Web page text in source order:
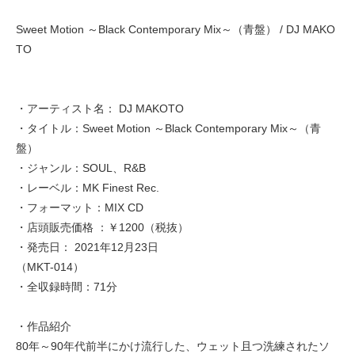
Sweet Motion ～Black Contemporary Mix～（青盤） / DJ MAKO
TO
・アーティスト名： DJ MAKOTO
・タイトル：Sweet Motion ～Black Contemporary Mix～（青
盤）
・ジャンル：SOUL、R&B
・レーベル：MK Finest Rec.
・フォーマット：MIX CD
・店頭販売価格 ：￥1200（税抜）
・発売日： 2021年12月23日
（MKT-014）
・全収録時間：71分
・作品紹介
80年～90年代前半にかけ流行した、ウェット且つ洗練されたソ